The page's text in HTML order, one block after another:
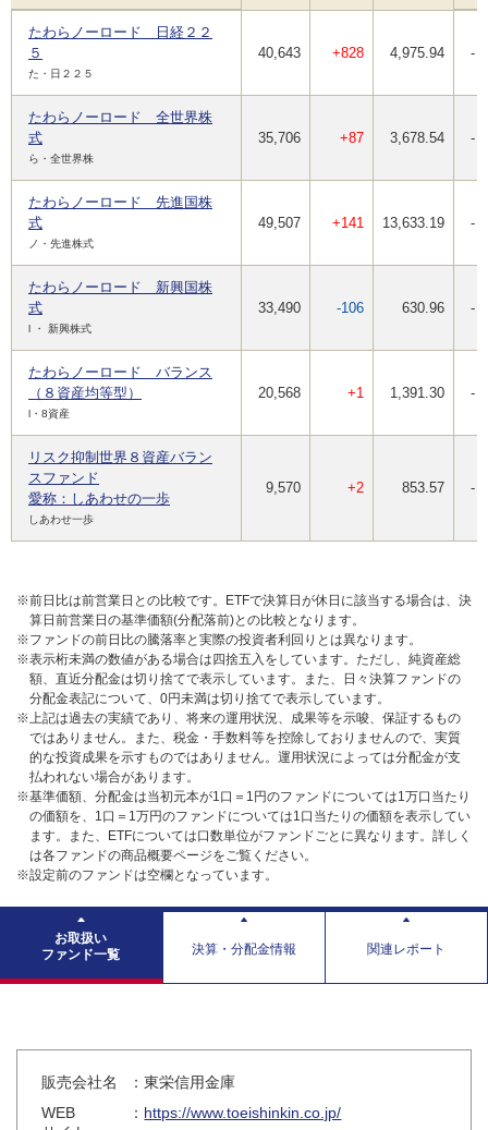
たわらノーロード 日経２２
５
た・日２２５
40,643 +828 4,975.94 -
たわらノーロード 全世界株
式
ら・全世界株
35,706 +87 3,678.54 -
たわらノーロード 先進国株
式
ノ・先進株式
49,507 +141 13,633.19 -
たわらノーロード 新興国株
式
l ・ 新興株式
33,490 -106 630.96 -
たわらノーロード バランス
（８資産均等型）
l・8資産
20,568 +1 1,391.30 -
リスク抑制世界８資産バラン
スファンド
愛称：しあわせの一歩
しあわせ一歩
9,570 +2 853.57 -
※前日比は前営業日との比較です。ETFで決算日が休日に該当する場合は、決
算日前営業日の基準価額(分配落前)との比較となります。
※ファンドの前日比の騰落率と実際の投資者利回りとは異なります。
※表示桁未満の数値がある場合は四捨五入をしています。ただし、純資産総
額、直近分配金は切り捨てで表示しています。また、日々決算ファンドの
分配金表記について、0円未満は切り捨てで表示しています。
※上記は過去の実績であり、将来の運用状況、成果等を示唆、保証するもの
ではありません。また、税金・手数料等を控除しておりませんので、実質
的な投資成果を示すものではありません。運用状況によっては分配金が支
払われない場合があります。
※基準価額、分配金は当初元本が1口＝1円のファンドについては1万口当たり
の価額を、1口＝1万円のファンドについては1口当たりの価額を表示してい
ます。また、ETFについては口数単位がファンドごとに異なります。詳しく
は各ファンドの商品概要ページをご覧ください。
※設定前のファンドは空欄となっています。
お取扱い
ファンド一覧
決算・分配金情報 関連レポート
販売会社名
：東栄信用金庫
WEB
： https://www.toeishinkin.co.jp/